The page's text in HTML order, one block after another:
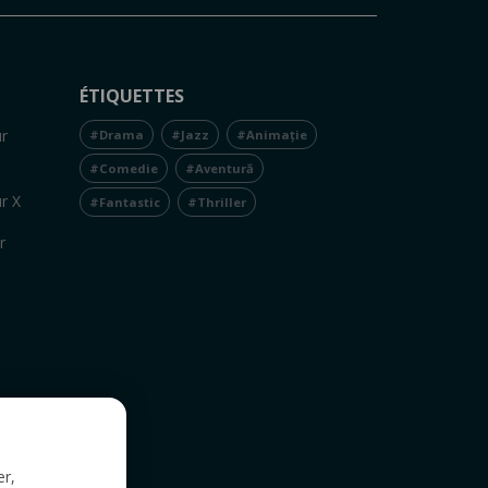
X
ÉTIQUETTES
#Drama #Jazz #Animație
#Comedie #Aventură
#Fantastic #Thriller